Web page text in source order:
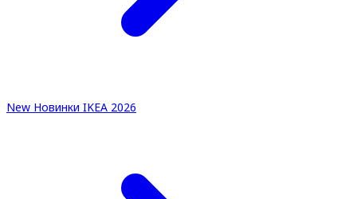
New Новинки IKEA 2026